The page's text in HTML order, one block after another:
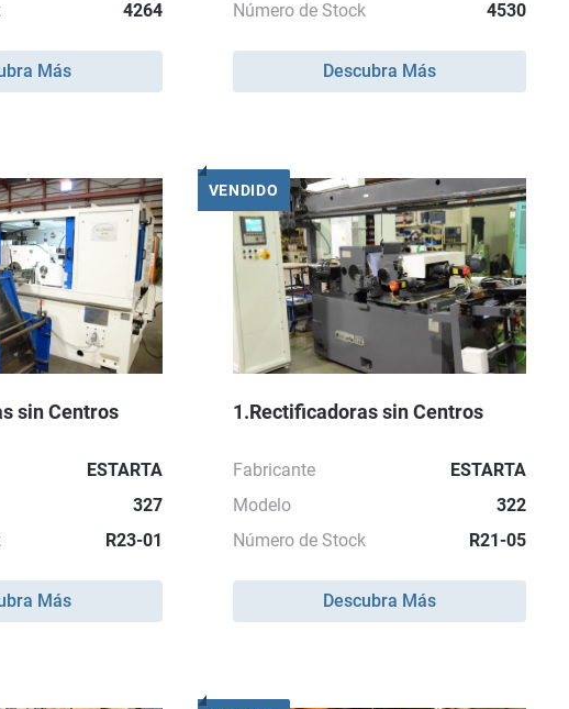
4264
Más
Número de Stock
4530
Descubra Más
sin Centros
ESTARTA
327
R23-01
Más
VENDIDO
1.Rectificadoras sin Centros
Fabricante
ESTARTA
Modelo
322
Número de Stock
R21-05
Descubra Más